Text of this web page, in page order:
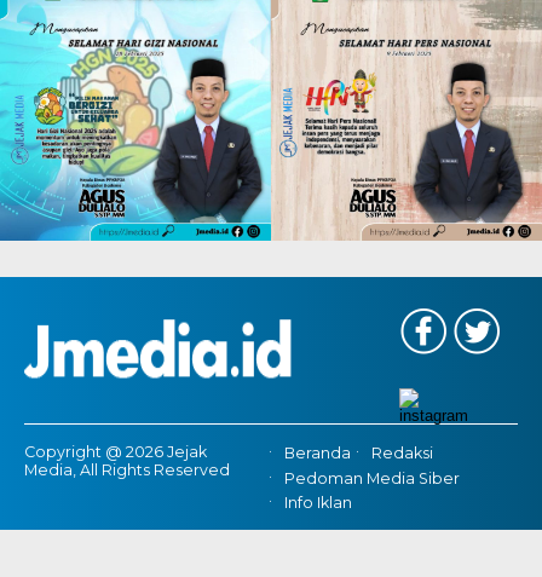
Copyright @ 2026 Jejak
Media, All Rights Reserved
Beranda
Redaksi
Pedoman Media Siber
Info Iklan